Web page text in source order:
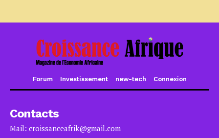
Forum Investissement new-tech Connexion
Contacts
Mail: croissanceafrik@gmail.com